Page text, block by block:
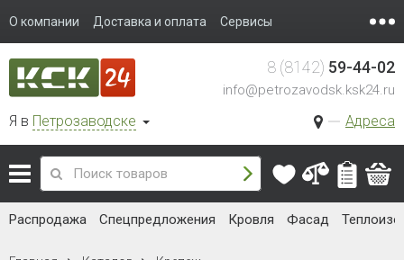
О компании Доставка и оплата Сервисы
Я в Петрозаводске Адреса
8 (8142) 59-44-02
info@petrozavodsk.ksk24.ru
Распродажа Спецпредложения Кровля Фасад